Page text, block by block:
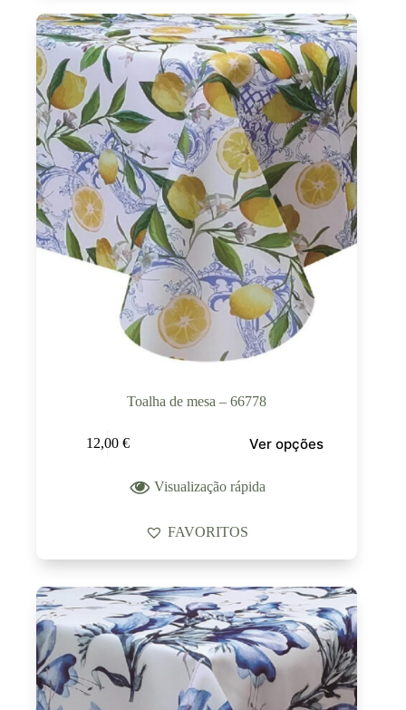
Toalha de mesa – 66778
12,00 € Ver opções
Visualização rápida
FAVORITOS